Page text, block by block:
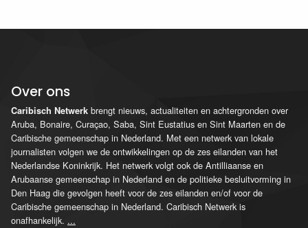
Over ons
Caribisch Netwerk brengt nieuws, actualiteiten en achtergronden over
Aruba, Bonaire, Curaçao, Saba, Sint Eustatius en Sint Maarten en de
Caribische gemeenschap in Nederland. Met een netwerk van lokale
journalisten volgen we de ontwikkelingen op de zes eilanden van het
Nederlandse Koninkrijk. Het netwerk volgt ook de Antilliaanse en
Arubaanse gemeenschap in Nederland en de politieke besluitvorming in
Den Haag die gevolgen heeft voor de zes eilanden en/of voor de
Caribische gemeenschap in Nederland. Caribisch Netwerk is
onafhankelijk. ...